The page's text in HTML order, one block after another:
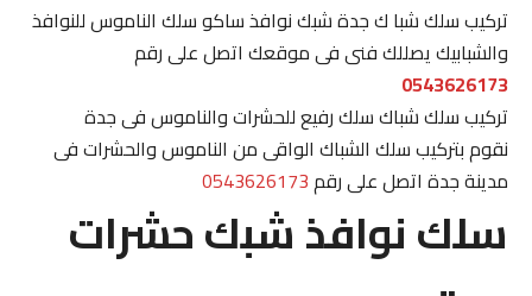
تركيب سلك شبا ك جدة شبك نوافذ ساكو سلك الناموس للنوافذ
والشبابيك يصللك فنى فى موقعك اتصل على رقم
0543626173
تركيب سلك شباك سلك رفيع للحشرات والناموس فى جدة
نقوم بتركيب سلك الشباك الواقى من الناموس والحشرات فى
مدينة جدة اتصل على رقم0543626173
سلك نوافذ شبك حشرات